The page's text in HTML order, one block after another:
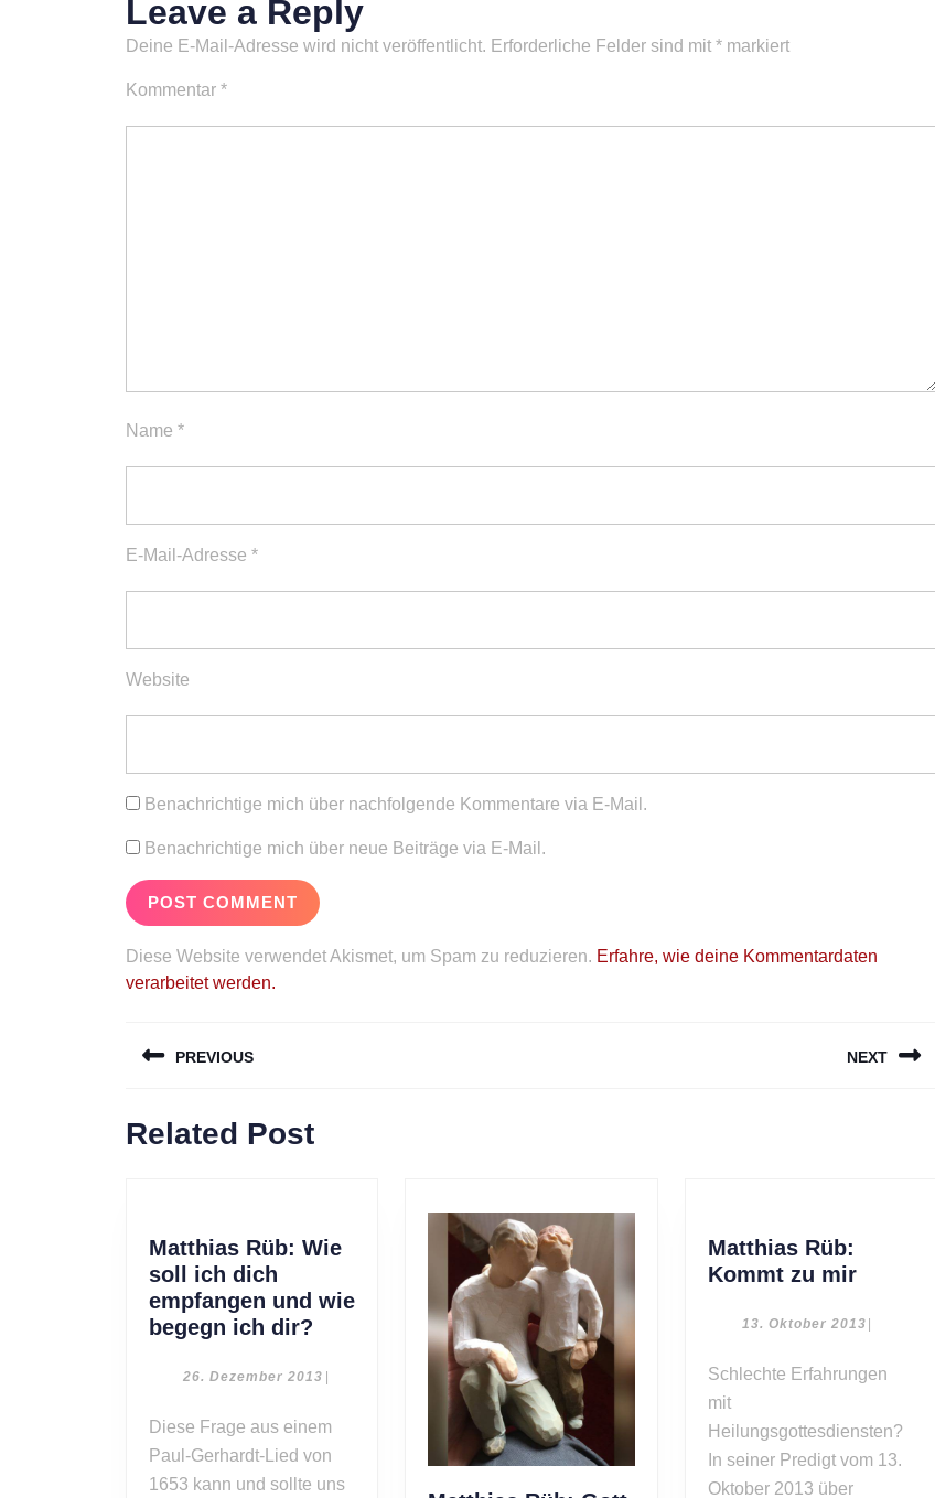
Leave a Reply
Deine E-Mail-Adresse wird nicht veröffentlicht. Erforderliche Felder sind mit * markiert
Kommentar *
Name *
E-Mail-Adresse *
Website
Benachrichtige mich über nachfolgende Kommentare via E-Mail.
Benachrichtige mich über neue Beiträge via E-Mail.
Diese Website verwendet Akismet, um Spam zu reduzieren. Erfahre, wie deine Kommentardaten
verarbeitet werden.
PREVIOUS
post:
NEXT
Related Post
Matthias Rüb: Wie
soll ich dich
empfangen und wie
begegn ich dir?
Wie
ich
dich
empfangen
26. Dezember 2013 26.
|
Diese Frage aus einem
Paul-Gerhardt-Lied von
1653 kann und sollte uns
Matthias Rüb:
Kommt zu mirMatthias
Kommt
mir
13. Oktober 201313.
|
Schlechte Erfahrungen
mit
Heilungsgottesdiensten?
In seiner Predigt vom 13.
Oktober 2013 über